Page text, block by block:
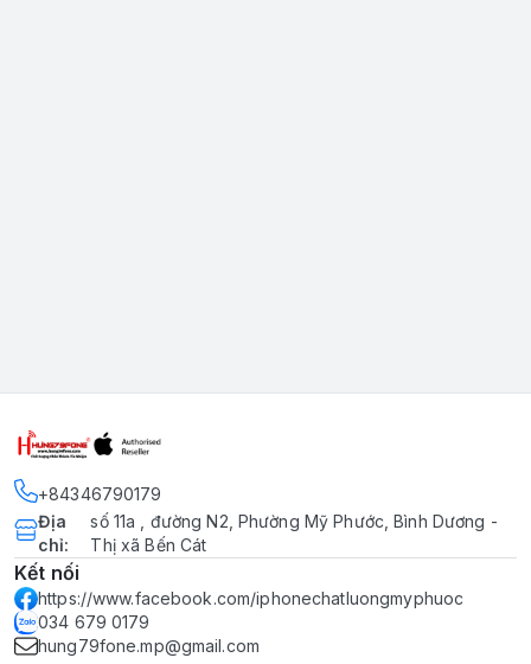
+84346790179
Địa
chỉ:
số 11a , đường N2, Phường Mỹ Phước, Bình Dương -
Thị xã Bến Cát
Kết nối
https://www.facebook.com/iphonechatluongmyphuoc
034 679 0179
hung79fone.mp@gmail.com